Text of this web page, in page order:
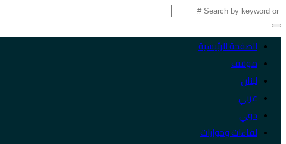
الصفحة الرئيسية
موقف
لبنان
عربي
دولي
لقاءات وحوارات